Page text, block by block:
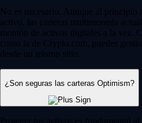
No es necesario. Aunque al principio
activo, las carteras multimoneda
montón de activos digitales a la vez.
como la de Crypto.com, puedes
desde un mismo sitio.
¿Son seguras las carteras Optimism?
Proteger tus activos es fundamental